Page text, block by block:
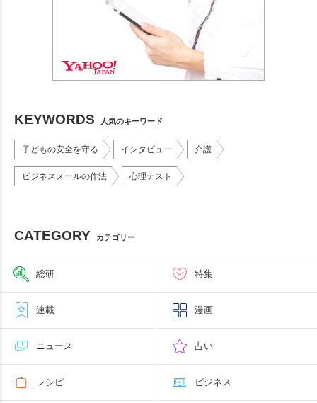
KEYWORDS 人気のキーワード
子どもの安全を守る インタビュー 介護
ビジネスメールの作法 心理テスト
CATEGORY カテゴリー
総研 特集
連載 漫画
ニュース 占い
レシピ ビジネス